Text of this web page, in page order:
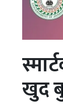
खुद